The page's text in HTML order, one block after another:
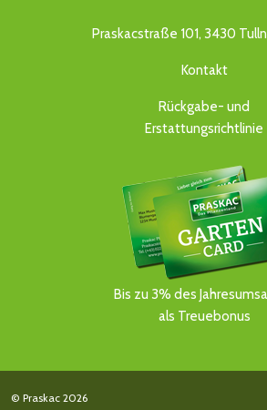
Praskacstraße 101, 3430
Kontakt
Rückgabe- und
Erstattungsrichtlinie
Bis zu 3% des
als Treuebonus
© Praskac 2026